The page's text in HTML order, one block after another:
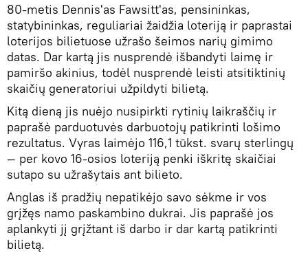
80-metis Dennis'as Fawsitt'as, pensininkas,
statybininkas, reguliariai žaidžia loteriją ir paprastai
loterijos bilietuose užrašo šeimos narių gimimo
datas. Dar kartą jis nusprendė išbandyti laimę ir
pamiršo akinius, todėl nusprendė leisti atsitiktinių
skaičių generatoriui užpildyti bilietą.
Kitą dieną jis nuėjo nusipirkti rytinių laikraščių ir
paprašė parduotuvės darbuotojų patikrinti lošimo
rezultatus. Vyras laimėjo 116,1 tūkst. svarų sterlingų
— per kovo 16-osios loteriją penki iškritę skaičiai
sutapo su užrašytais ant bilieto.
Anglas iš pradžių nepatikėjo savo sėkme ir vos
grįžęs namo paskambino dukrai. Jis paprašė jos
aplankyti jį grįžtant iš darbo ir dar kartą patikrinti
bilietą.